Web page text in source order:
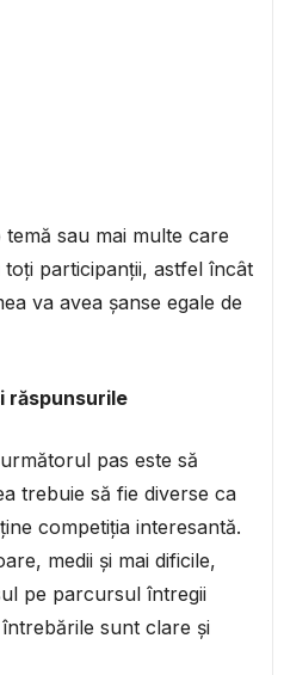
sau mai multe care
participanții, astfel încât
va avea șanse egale de
răspunsurile
pas este să
trebuie să fie diverse ca
competiția interesantă.
medii și mai dificile,
pe parcursul întregii
sunt clare și